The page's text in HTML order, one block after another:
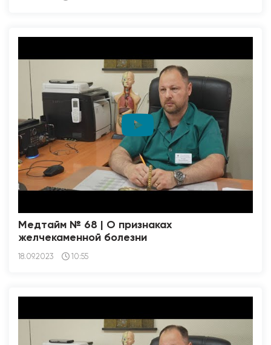
Медтайм № 68 | О признаках
желчекаменной болезни
18.09.2023 10:55